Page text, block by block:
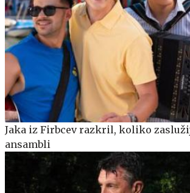
Jaka iz Firbcev razkril, koliko
ansambli